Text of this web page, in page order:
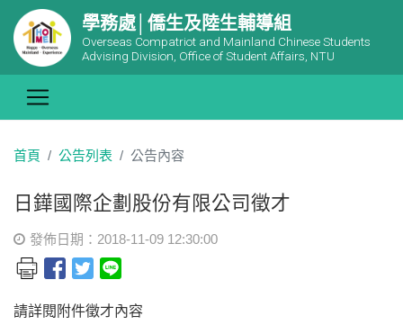
學務處│僑生及陸生輔導組
Overseas Compatriot and Mainland Chinese Students
Advising Division, Office of Student Affairs, NTU
首頁 公告列表 公告內容
日鏵國際企劃股份有限公司徵才
發佈日期：2018-11-09 12:30:00
請詳閱附件徵才內容